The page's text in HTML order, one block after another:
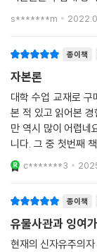
을 구입하지 못 했
s*******m
종이책
자본론
대학 수업 교재로 구
본 적 있고 읽어본
만 역시 많이 어렵네
니다. 그 중 첫번째
합니다.c*******3
종이책
유물사관과 잉여
현재의 신자유주의